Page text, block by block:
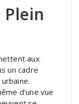
Plein
aux
un cadre
d’une vue